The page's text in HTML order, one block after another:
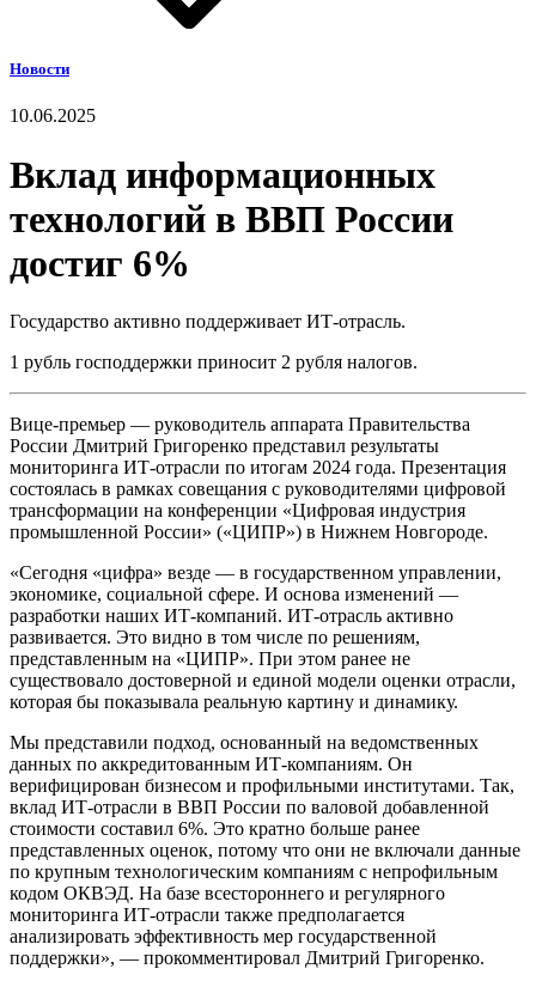
Новости
10.06.2025
Вклад информационных
технологий в ВВП России
достиг 6%
Государство активно поддерживает ИТ-отрасль.
1 рубль господдержки приносит 2 рубля налогов.
Вице-премьер — руководитель аппарата Правительства
России Дмитрий Григоренко представил результаты
мониторинга ИТ-отрасли по итогам 2024 года. Презентация
состоялась в рамках совещания с руководителями цифровой
трансформации на конференции «Цифровая индустрия
промышленной России» («ЦИПР») в Нижнем Новгороде.
«Сегодня «цифра» везде — в государственном управлении,
экономике, социальной сфере. И основа изменений —
разработки наших ИТ-компаний. ИТ-отрасль активно
развивается. Это видно в том числе по решениям,
представленным на «ЦИПР». При этом ранее не
существовало достоверной и единой модели оценки отрасли,
которая бы показывала реальную картину и динамику.
Мы представили подход, основанный на ведомственных
данных по аккредитованным ИТ-компаниям. Он
верифицирован бизнесом и профильными институтами. Так,
вклад ИТ-отрасли в ВВП России по валовой добавленной
стоимости составил 6%. Это кратно больше ранее
представленных оценок, потому что они не включали данные
по крупным технологическим компаниям с непрофильным
кодом ОКВЭД. На базе всестороннего и регулярного
мониторинга ИТ-отрасли также предполагается
анализировать эффективность мер государственной
поддержки», — прокомментировал Дмитрий Григоренко.